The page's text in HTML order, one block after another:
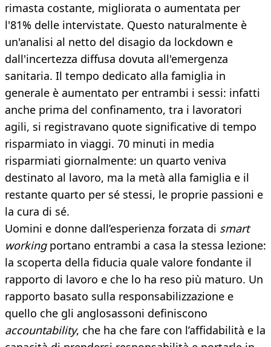
rimasta costante, migliorata o aumentata per
l'81% delle intervistate. Questo naturalmente è
un'analisi al netto del disagio da lockdown e
dall'incertezza diffusa dovuta all'emergenza
sanitaria. Il tempo dedicato alla famiglia in
generale è aumentato per entrambi i sessi: infatti
anche prima del confinamento, tra i lavoratori
agili, si registravano quote significative di tempo
risparmiato in viaggi. 70 minuti in media
risparmiati giornalmente: un quarto veniva
destinato al lavoro, ma la metà alla famiglia e il
restante quarto per sé stessi, le proprie passioni e
la cura di sé.
Uomini e donne dall’esperienza forzata di smart
workingportano entrambi a casa la stessa lezione:
la scoperta della fiducia quale valore fondante il
rapporto di lavoro e che lo ha reso più maturo. Un
rapporto basato sulla responsabilizzazione e
quello che gli anglosassoni definiscono
accountability, che ha che fare con l’affidabilità e la